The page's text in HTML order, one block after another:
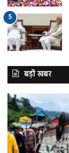
बड़ी खबर